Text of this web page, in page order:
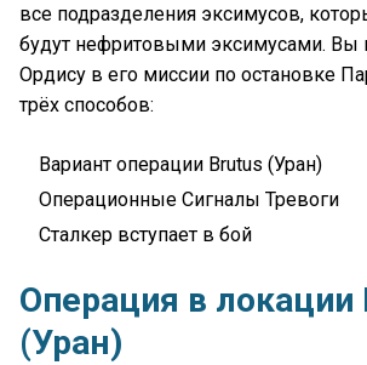
все подразделения эксимусов,
будут нефритовыми эксимусами. Вы
Ордису в его миссии по остановке
трёх способов:
Вариант операции Brutus (Уран)
Операционные Сигналы Тревоги
Сталкер вступает в бой
Операция в локации
(Уран)